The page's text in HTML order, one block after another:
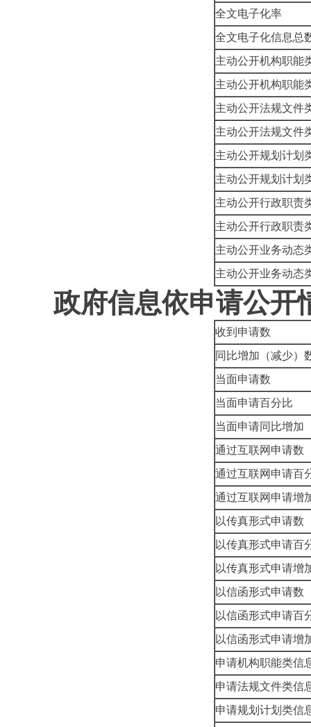
全文电子化率
全文电子化信息总
主动公开机构职能
主动公开机构职能
主动公开法规文件
主动公开法规文件
主动公开规划计划
主动公开规划计划
主动公开行政职责
主动公开行政职责
主动公开业务动态
主动公开业务动态
政府信息依申请公开
收到申请数
同比增加（减少）
当面申请数
当面申请百分比
当面申请同比增加
通过互联网申请数
通过互联网申请百
通过互联网申请增
以传真形式申请数
以传真形式申请百
以传真形式申请增
以信函形式申请数
以信函形式申请百
以信函形式申请增
申请机构职能类信
申请法规文件类信
申请规划计划类信